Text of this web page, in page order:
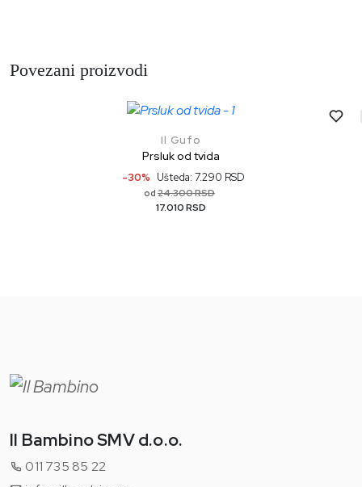
Povezani proizvodi
Il Gufo
Prsluk od tvida
-30% Ušteda: 7.290 RSD
od 24.300 RSD
17.010 RSD
Il Bambino SMV d.o.o.
011 735 85 22